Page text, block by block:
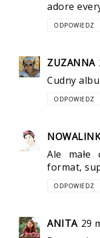
adore
ODPOWIEDZ
ZUZANNA
Cudny
ODPOWIEDZ
Ale
format,
ODPOWIEDZ
ANITA 29